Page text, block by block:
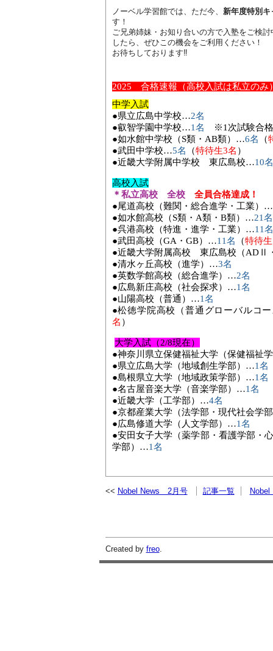
ノーベル学習館では、ただ今、 新年度特別キ
す！
ご兄弟姉妹・お知り合いの方で入塾をご検
したら、ぜひこの機会をご利用ください！
お待ちしております‼
2025 合格速報 （高校入試は私立のみ
中学入試
●県立広島中学校…2名
●叡智学園中学校…1名 ※1 次試験合
●如水館中学校（S類・ AB類）…6名 （
●武田中学校…5名 （特待生3名 ）
●近畿大学附属中学校 東広島校…10名
高校入試
＊私立高校 全校 全員合格達成！
●尾道高校（難関・総合進学・工業）…
●如水館高校（S類・ A類・ B類）…21名
●呉港高校（特進・進学・工業）…11名
●武田高校（GA ・ GB）…11名 （特待生
●近畿大学附属高校 東広島校（ADⅡ
●清水ヶ丘高校（進学）…3名
●英数学館高校（総合進学）…2名
●広島新庄高校（社会探求）…1名
●山陽高校（普通）…1名
●松徳学院高校（普通グローバルコ
名 ）
大学入試（2/8現在）
●神奈川県立保健福祉大学（保健福祉
●県立広島大学（地域創生学部） …1名
●島根県立大学（地域政策学部） …1名
●名古屋音楽大学（音楽学部） …1名
●近畿大学（工学部） …4名
●京都産業大学（法学部・現代社会学
●広島修道大学（人文学部） …1名
●安田女子大学（薬学部・看護学部・
学部） …1名
Nobel News 2月号 記事一覧
Created by freo.